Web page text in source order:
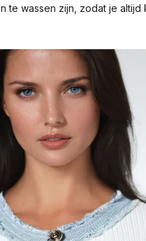
te wassen zijn, zodat je